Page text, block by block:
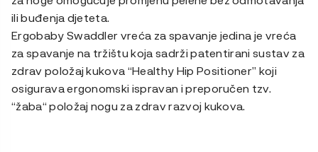
ili buđenja djeteta.
Ergobaby Swaddler vreća za spavanje jedina je vreća
za spavanje na tržištu koja sadrži patentirani sustav za
zdrav položaj kukova “Healthy Hip Positioner” koji
osigurava ergonomski ispravan i preporučen tzv.
“žaba“ položaj nogu za zdrav razvoj kukova.